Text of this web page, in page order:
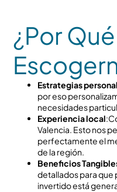
¿Por Qué
Estrategias
por eso
necesidades
Experiencia local
Valencia. Esto nos
perfectamente el
de la región.
Beneficios
detallados para
invertido está